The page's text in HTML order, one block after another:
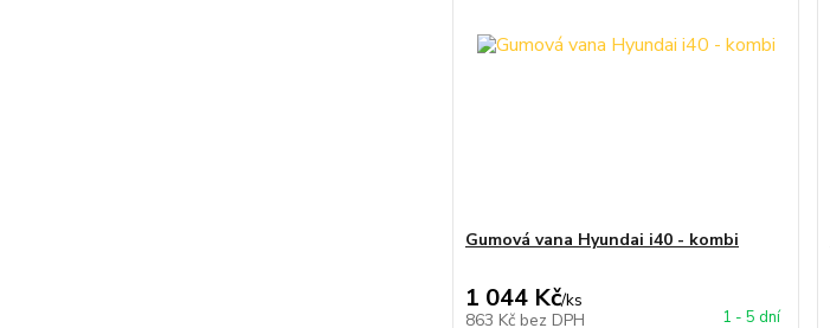
Gumová vana Hyundai i40 - kombi
1 044 Kč/ks
863 Kč bez DPH 1 - 5 dní